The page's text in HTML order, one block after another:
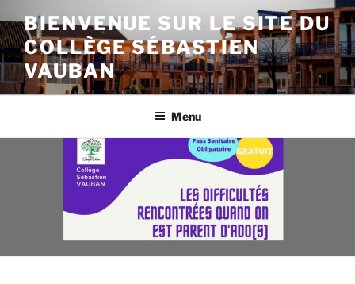
au
contenu
principal
BIENVENUE SUR LE SITE DU
COLLÈGE SÉBASTIEN
VAUBAN
Menu